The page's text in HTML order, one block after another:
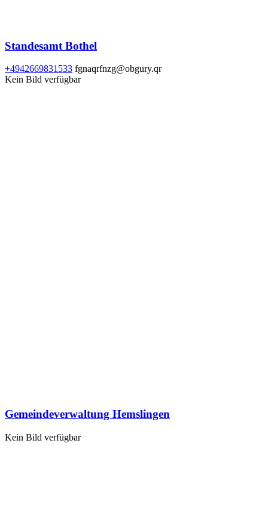
Standesamt Bothel
+4942669831533 fgnaqrfnzg@obgury.qr
Kein Bild verfügbar
Gemeindeverwaltung Hemslingen
Kein Bild verfügbar